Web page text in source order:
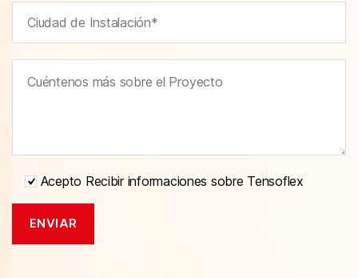
Acepto Recibir informaciones sobre Tensoflex